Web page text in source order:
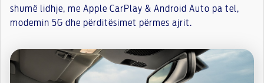
shumë lidhje, me Apple CarPlay & Android Auto pa tel,
modemin 5G dhe përditësimet përmes ajrit.